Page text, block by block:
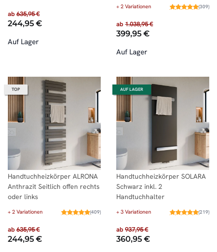
ab 635,95 €
244,95 €
Auf Lager
+ 2 Variationen (309)
ab 1.038,95 €
399,95 €
Auf Lager
TOP
Handtuchheizkörper ALRONA
Anthrazit Seitlich offen rechts
oder links
+ 2 Variationen (409)
ab 635,95 €
244,95 €
AUF LAGER
Handtuchheizkörper SOLARA
Schwarz inkl. 2
Handtuchhalter
+ 3 Variationen (219)
ab 937,95 €
360,95 €